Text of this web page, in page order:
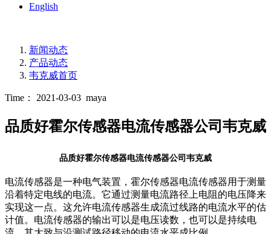
English
新闻动态
产品动态
韦克威首页
Time： 2021-03-03 maya
品质好霍尔传感器电流传感器公司韦克威
品质好霍尔传感器电流传感器公司韦克威
电流传感器是一种电气装置，霍尔传感器电流传感器用于测量
沿着特定电线的电流。它通过测量电流路径上电阻的电压降来
实现这一点。这允许电流传感器生成流过线路的电流水平的估
计值。电流传感器的输出可以是电压读数，也可以是持续电